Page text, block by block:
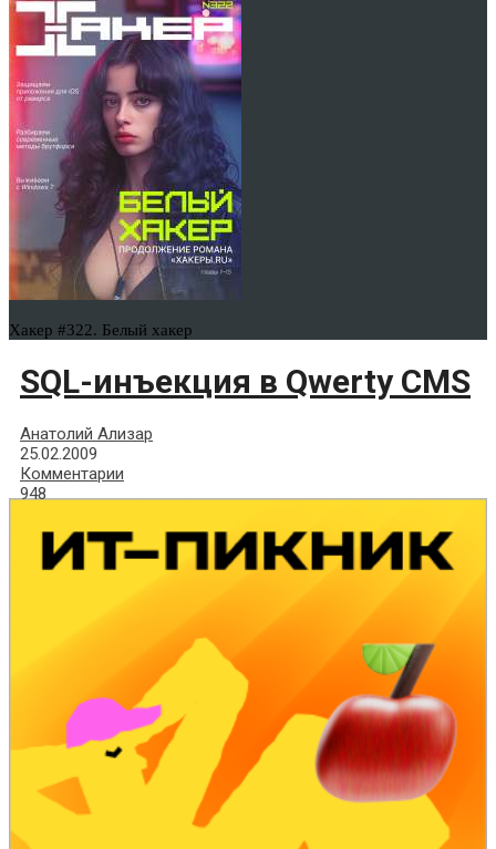
Хакер #322. Белый хакер
SQL-инъекция в Qwerty CMS
Анатолий Ализар
25.02.2009
Комментарии
948